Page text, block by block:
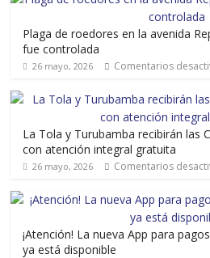
Plaga de roedores en la avenida
fue controlada
26 mayo, 2026 Comentarios
La Tola y Turubamba recibirán las
con atención integral gratuita
26 mayo, 2026 Comentarios
¡Atención! La nueva App para
ya está disponible